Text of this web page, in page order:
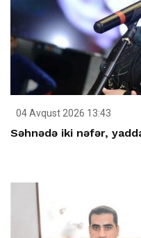
04 Avqust 2026 13:43
Səhnədə iki nəfər,